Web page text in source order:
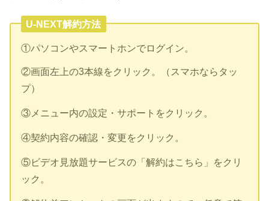
U-NEXT解約方法
①パソコンやスマートホンでログイン。
②画面左上の3本線をクリック。（スマホならタッ
プ）
③メニュー内の設定・サポートをクリック。
④契約内容の確認・変更をクリック。
⑤ビデオ見放題サービスの「解約はこちら」をクリ
ック。